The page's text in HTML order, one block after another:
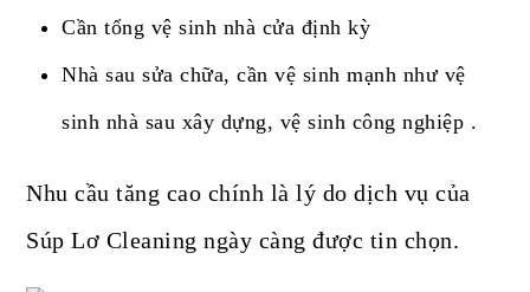
Cần tổng vệ sinh nhà cửa định kỳ
Nhà sau sửa chữa, cần vệ sinh mạnh như vệ
sinh nhà sau xây dựng, vệ sinh công nghiệp .
Nhu cầu tăng cao chính là lý do dịch vụ của
Súp Lơ Cleaning ngày càng được tin chọn.